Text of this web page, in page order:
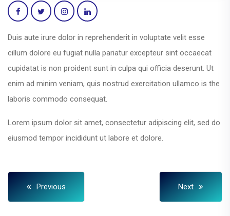
Duis aute irure dolor in reprehenderit in voluptate velit esse
cillum dolore eu fugiat nulla pariatur excepteur sint occaecat
cupidatat is non proident sunt in culpa qui officia deserunt. Ut
enim ad minim veniam, quis nostrud exercitation ullamco is the
laboris commodo consequat.
Lorem ipsum dolor sit amet, consectetur adipiscing elit, sed do
eiusmod tempor incididunt ut labore et dolore.
Previous Next